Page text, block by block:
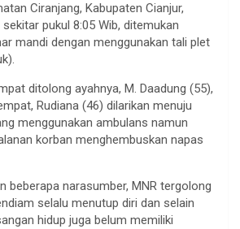
Ciranjang, Kabupaten Cianjur,
pukul 8:05 Wib, ditemukan
mandi dengan menggunakan tali plet
ditolong ayahnya, M. Daadung (55),
Rudiana (46) dilarikan menuju
menggunakan ambulans namun
korban menghembuskan napas
beberapa narasumber, MNR tergolong
selalu menutup diri dan selain
hidup juga belum memiliki